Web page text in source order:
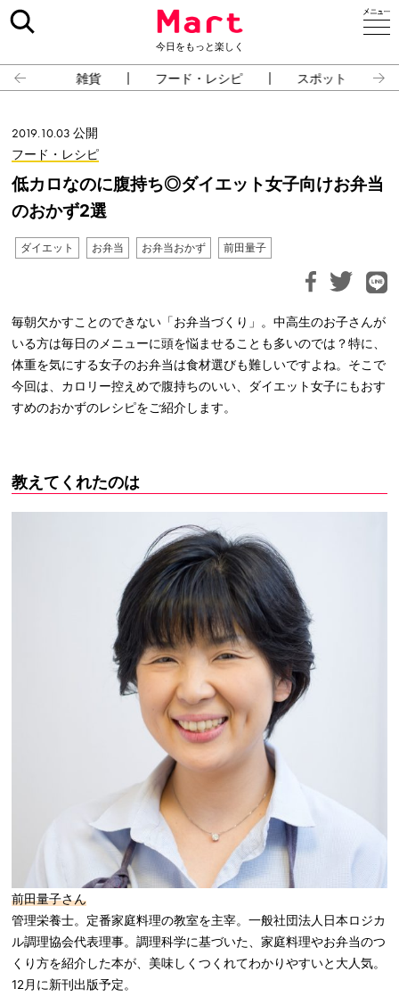
今日をもっと楽しく
雑貨 フード・レシピ スポット
2019.10.03 公開
フード・レシピ
低カロなのに腹持ち◎ダイエット女子向けお弁当
のおかず2選
ダイエット お弁当 お弁当おかず 前田量子
毎朝欠かすことのできない「お弁当づくり」。中高生のお子さんが
いる方は毎日のメニューに頭を悩ませることも多いのでは？特に、
体重を気にする女子のお弁当は食材選びも難しいですよね。そこで
今回は、カロリー控えめで腹持ちのいい、ダイエット女子にもおす
すめのおかずのレシピをご紹介します。
教えてくれたのは
前田量子さん
管理栄養士。定番家庭料理の教室を主宰。一般社団法人日本ロジカ
ル調理協会代表理事。調理科学に基づいた、家庭料理やお弁当のつ
くり方を紹介した本が、美味しくつくれてわかりやすいと大人気。
12月に新刊出版予定。